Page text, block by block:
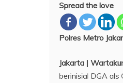
Spread the love
Polres Metro
Jakarta |
berinisial DGA